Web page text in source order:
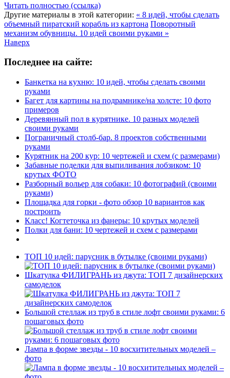
Читать полностью (ссылка)
Другие материалы в этой категории: « 8 идей, чтобы сделать
объемный пиратский корабль из картона Поворотный
механизм обувницы. 10 идей своими руками »
Наверх
Последнее на сайте:
Банкетка на кухню: 10 идей, чтобы сделать своими
руками
Багет для картины на подрамнике/на холсте: 10 фото
примеров
Деревянный пол в курятнике. 10 разных моделей
своими руками
Пограничный столб-бар. 8 проектов собственными
руками
Курятник на 200 кур: 10 чертежей и схем (с размерами)
Забавные поделки для выпиливания лобзиком: 10
крутых ФОТО
Разборный вольер для собаки: 10 фотографий (своими
руками)
Площадка для горки - фото обзор 10 вариантов как
построить
Класс! Когтеточка из фанеры: 10 крутых моделей
Полки для бани: 10 чертежей и схем с размерами
ТОП 10 идей: парусник в бутылке (своими руками)
Шкатулка ФИЛИГРАНЬ из джута: ТОП 7 дизайнерских
самоделок
Большой стеллаж из труб в стиле лофт своими руками: 6
пошаговых фото
Лампа в форме звезды - 10 восхитительных моделей –
фото